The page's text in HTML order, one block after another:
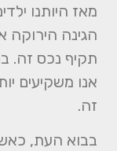
מאז היותנו
הגינה
תקיף נכס זה.
אנו משקיעים
זה.
בבוא העת,